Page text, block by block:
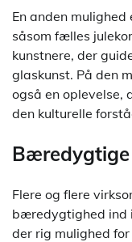
En anden
såsom fælles
kunstnere, der
glaskunst. På den
også en oplevelse,
den kulturelle
Flere og flere
bæredygtighed ind
der rig mulighed